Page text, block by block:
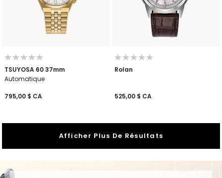
TSUYOSA 60 37mm
Automatique
795,00 $ CA
Rolan
525,00 $ CA
Afficher Plus De Résultats